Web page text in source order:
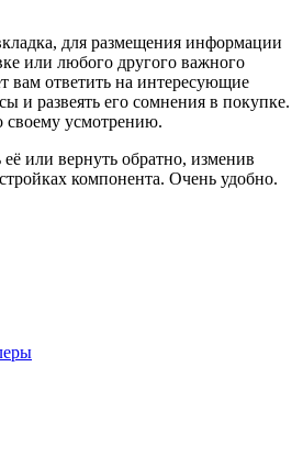
для размещения информации
или любого другого важного
вам ответить на интересующие
и развеять его сомнения в покупке.
своему усмотрению.
или вернуть обратно, изменив
компонента. Очень удобно.